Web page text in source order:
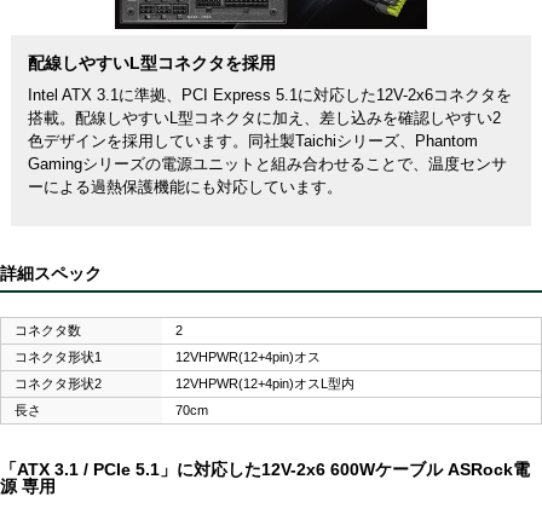
配線しやすいL型コネクタを採用
Intel ATX 3.1に準拠、PCI Express 5.1に対応した12V-2x6コネクタを
搭載。配線しやすいL型コネクタに加え、差し込みを確認しやすい2
色デザインを採用しています。同社製Taichiシリーズ、Phantom
Gamingシリーズの電源ユニットと組み合わせることで、温度センサ
ーによる過熱保護機能にも対応しています。
詳細スペック
コネクタ数
2
コネクタ形状1
12VHPWR(12+4pin)オス
コネクタ形状2
12VHPWR(12+4pin)オスL型内
長さ
70cm
「ATX 3.1 / PCIe 5.1」に対応した12V-2x6 600Wケーブル ASRock電
源 専用